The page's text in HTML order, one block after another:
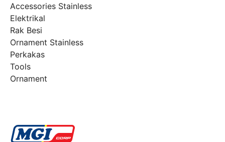
Accessories Stainless
Elektrikal
Rak Besi
Ornament Stainless
Perkakas
Tools
Ornament